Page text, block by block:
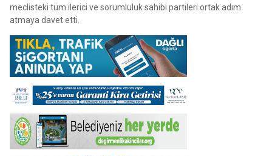
meclisteki tüm ilerici ve sorumluluk sahibi partileri ortak adım
atmaya davet etti.